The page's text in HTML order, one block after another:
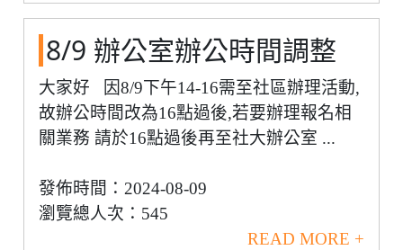
8/9 辦公室辦公時間調整
大家好 因8/9下午14-16需至社區辦理活動,
故辦公時間改為16點過後,若要辦理報名相
關業務 請於16點過後再至社大辦公室 ...
發佈時間：2024-08-09
瀏覽總人次：545
READ MORE +